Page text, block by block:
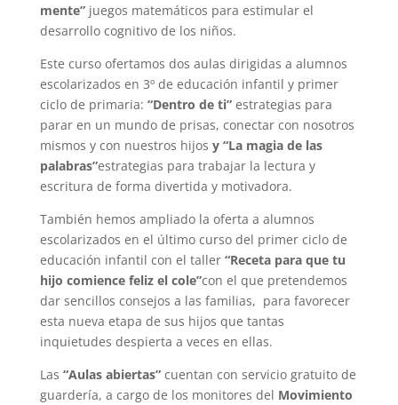
mente”juegos matemáticos para estimular el
desarrollo cognitivo de los niños.
Este curso ofertamos dos aulas dirigidas a alumnos
escolarizados en 3º de educación infantil y primer
ciclo de primaria: “Dentro de ti”estrategias para
parar en un mundo de prisas, conectar con nosotros
mismos y con nuestros hijos y “La magia de las
palabras”estrategias para trabajar la lectura y
escritura de forma divertida y motivadora.
También hemos ampliado la oferta a alumnos
escolarizados en el último curso del primer ciclo de
educación infantil con el taller “Receta para que tu
hijo comience feliz el cole”con el que pretendemos
dar sencillos consejos a las familias, para favorecer
esta nueva etapa de sus hijos que tantas
inquietudes despierta a veces en ellas.
Las “Aulas abiertas”cuentan con servicio gratuito de
guardería, a cargo de los monitores del Movimiento